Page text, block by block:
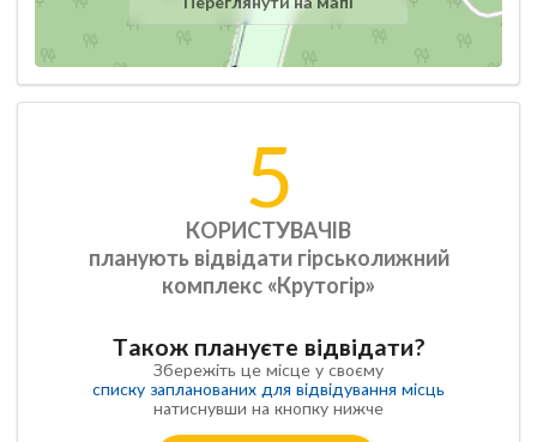
5
КОРИСТУВАЧІВ
планують відвідати гірськолижний
комплекс «Крутогір»
Також плануєте відвідати?
Збережіть це місце у своєму
списку запланованих для відвідування місць
натиснувши на кнопку нижче